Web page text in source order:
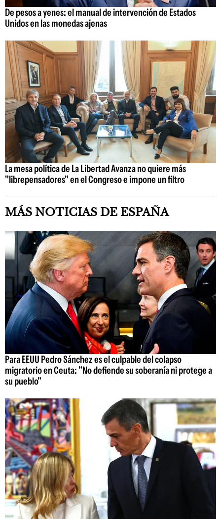
De pesos a yenes: el manual de intervención de Estados
Unidos en las monedas ajenas
La mesa política de La Libertad Avanza no quiere más
"librepensadores" en el Congreso e impone un filtro
MÁS NOTICIAS DE ESPAÑA
Para EEUU Pedro Sánchez es el culpable del colapso
migratorio en Ceuta: "No defiende su soberanía ni protege a
su pueblo"